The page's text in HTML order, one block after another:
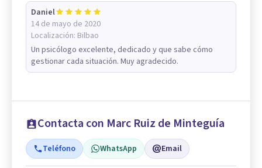
Daniel
14 de mayo de 2020
Localización: Bilbao
Un psicólogo excelente, dedicado y que sabe cómo
gestionar cada situación. Muy agradecido.
Contacta con Marc Ruiz de Minteguía
Teléfono WhatsApp Email